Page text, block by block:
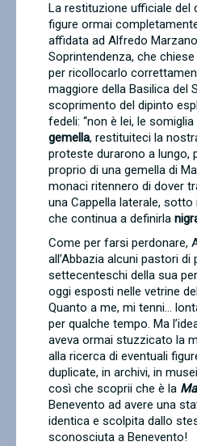
La restituzione ufficiale del
figure ormai
affidata ad Alfredo
Soprintendenza, che
per ricollocarlo
maggiore della Basilica del
scoprimento del dipinto
fedeli: “non è lei, le
gemella, restituiteci la
proteste durarono a lungo,
proprio di una gemella di
monaci ritennero di dover
una Cappella laterale,
che continua a definirla
Come per farsi perdonare,
all’Abbazia alcuni pastori di
settecenteschi della sua
oggi esposti nelle vetrine
Quanto a me, mi tenni…
per qualche tempo. Ma
aveva ormai stuzzicato la
alla ricerca di eventuali
duplicate, in archivi, in
così che scoprii che è la
Benevento ad avere una
identica e scolpita dallo
sconosciuta a Benevento!